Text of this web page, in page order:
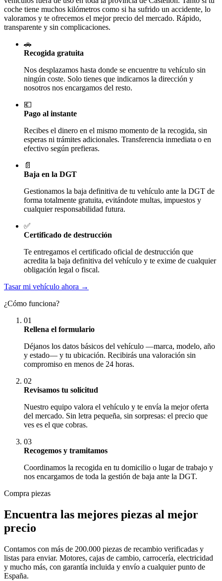
coche tiene muchos kilómetros como si ha sufrido un accidente, lo
valoramos y te ofrecemos el mejor precio del mercado. Rápido,
transparente y sin complicaciones.
🚗
Recogida gratuita
Nos desplazamos hasta donde se encuentre tu vehículo sin
ningún coste. Solo tienes que indicarnos la dirección y
nosotros nos encargamos del resto.
💶
Pago al instante
Recibes el dinero en el mismo momento de la recogida, sin
esperas ni trámites adicionales. Transferencia inmediata o en
efectivo según prefieras.
📄
Baja en la DGT
Gestionamos la baja definitiva de tu vehículo ante la DGT de
forma totalmente gratuita, evitándote multas, impuestos y
cualquier responsabilidad futura.
✅
Certificado de destrucción
Te entregamos el certificado oficial de destrucción que
acredita la baja definitiva del vehículo y te exime de cualquier
obligación legal o fiscal.
Tasar mi vehículo ahora →
¿Cómo funciona?
01
Rellena el formulario
Déjanos los datos básicos del vehículo —marca, modelo, año
y estado— y tu ubicación. Recibirás una valoración sin
compromiso en menos de 24 horas.
02
Revisamos tu solicitud
Nuestro equipo valora el vehículo y te envía la mejor oferta
del mercado. Sin letra pequeña, sin sorpresas: el precio que
ves es el que cobras.
03
Recogemos y tramitamos
Coordinamos la recogida en tu domicilio o lugar de trabajo y
nos encargamos de toda la gestión de baja ante la DGT.
Compra piezas
Encuentra las mejores piezas al mejor
precio
Contamos con más de 200.000 piezas de recambio verificadas y
listas para enviar. Motores, cajas de cambio, carrocería, electricidad
y mucho más, con garantía incluida y envío a cualquier punto de
España.